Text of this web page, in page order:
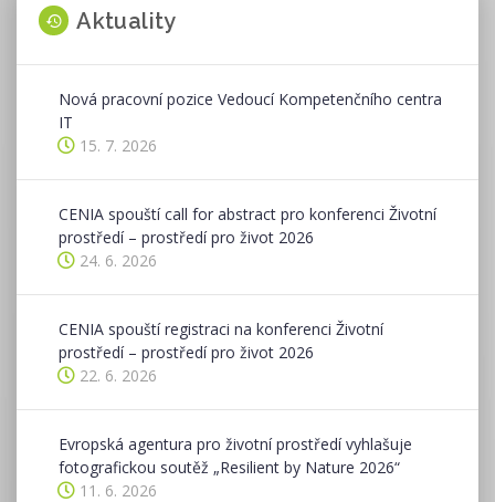
Aktuality
Nová pracovní pozice Vedoucí Kompetenčního centra
IT
15. 7. 2026
CENIA spouští call for abstract pro konferenci Životní
prostředí – prostředí pro život 2026
24. 6. 2026
CENIA spouští registraci na konferenci Životní
prostředí – prostředí pro život 2026
22. 6. 2026
Evropská agentura pro životní prostředí vyhlašuje
fotografickou soutěž „Resilient by Nature 2026“
11. 6. 2026